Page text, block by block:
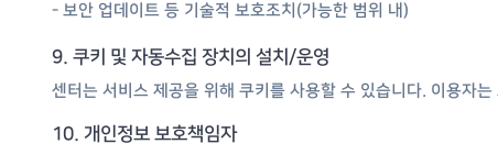
- 보안 업데이트 등 기술적 보호조치(가능한 범위 내)
9. 쿠키 및 자동수집 장치의 설치/운영
센터는 서비스 제공을 위해 쿠키를 사용할 수 있습니다. 이용자
10. 개인정보 보호책임자